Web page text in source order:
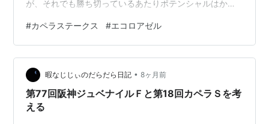
が、それでも勝ち切っているあたりポテンシャルはかな
まで。 相手にテーオーエルビス。 ダート1200ｍで強い
競馬を見せ続けている馬。 ここは昇級戦ですが、競馬ぶ
りが安定しており通用すると思います。 後は脚抜きの良
い馬場がどうか。 続いてドンアミティエ。 ダート重賞で
も芝重賞でも好走しているように芝スタートの中山1200
ｍは良さそうです。 後は相…
#カペラステークス #エコロアゼル
暇なじじぃのだらだら日記 • 8ヶ月前
第77回阪神ジュベナイルＦと第18回カペラＳを考
える